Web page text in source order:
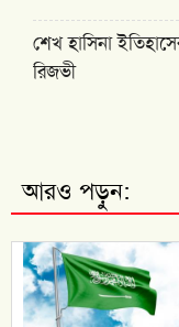
শেখ হাসিনা
রিজভী
আরও পড়ুন: